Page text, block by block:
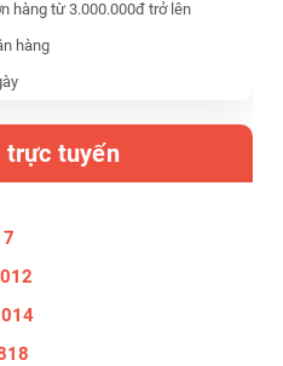
hàng từ 3.000.000đ trở lên
hàng
trực tuyến